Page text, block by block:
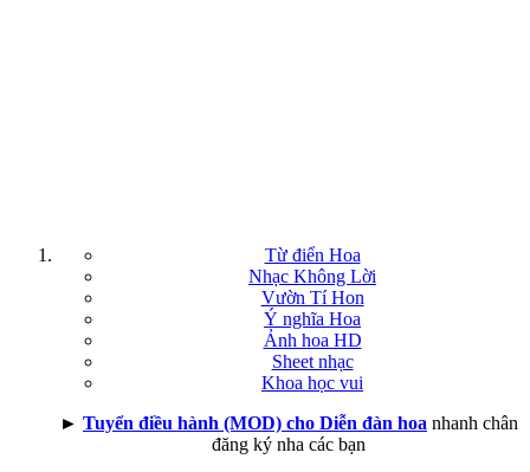
Từ điển Hoa
Nhạc Không Lời
Vườn Tí Hon
Ý nghĩa Hoa
Ảnh hoa HD
Sheet nhạc
Khoa học vui
► Tuyển điều hành (MOD) cho Diễn đàn hoa nhanh chân
đăng ký nha các bạn